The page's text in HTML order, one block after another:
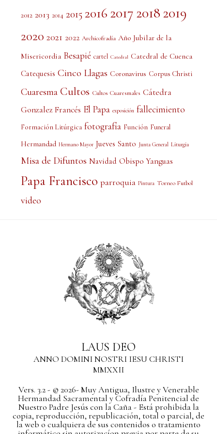
2012 2013 2014 2015 2016 2017 2018 2019
2020 2021 2022 Archicofradía Año Jubilar de la
Misericordia Besapié cartel Catedral Catedral de Cuenca
Catequesis Cinco Llagas Coronavirus Corpus Christi
Cuaresma Cultos Cultos Cuaresmales Cátedra
Gonzalez Francés El Papa exposición fallecimiento
Formación Litúrgica fotografía Función Funeral
Hermandad Hermano Mayor Jueves Santo Junta General Liturgia
Misa de Difuntos Navidad Obispo Yanguas
Papa Francisco parroquia Pintura Torneo Futbol
video
LAUS DEO
ANNO DOMINI NOSTRI IESU CHRISTI
MMXXII
Vers. 3.2 - © 2026- Muy Antigua, Ilustre y Venerable
Hermandad Sacramental y Cofradía Penitencial de
Nuestro Padre Jesús con la Caña - Está prohibida la
copia, reproducción, republicación, total o parcial, de
la web o cualquiera de sus contenidos o tratamiento